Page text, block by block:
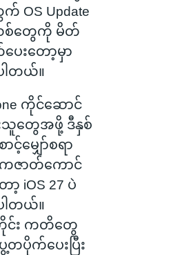
OS Update
တွေကို မိတ်
ေးတော့မှာ
ပါတယ်။
ကိုင်ဆောင်
သူတွေအဖို့ ဒီနှစ်
ာင့်မျှော်စရာ
ဇာတ်ကောင်
iOS 27 ပဲ
ပါတယ်။
င်း ကတိတွေ
တပိုက်ပေးပြီး